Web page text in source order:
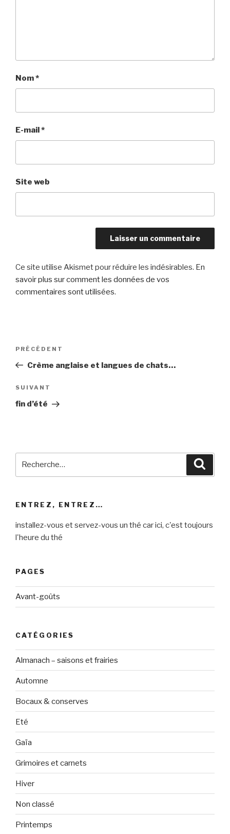
Nom*
E-mail*
Site web
Ce site utilise Akismet pour réduire les indésirables. En
savoir plus sur comment les données de vos
commentaires sont utilisées.
Navigation
l’article
Article
précédent
PRÉCÉDENT
Crème anglaise et langues de chats…
Article
suivant
SUIVANT
fin d’été
ENTREZ, ENTREZ…
installez-vous et servez-vous un thé car ici, c'est toujours
l'heure du thé
PAGES
Avant-goûts
CATÉGORIES
Almanach – saisons et frairies
Automne
Bocaux & conserves
Eté
Gaïa
Grimoires et carnets
Hiver
Non classé
Printemps